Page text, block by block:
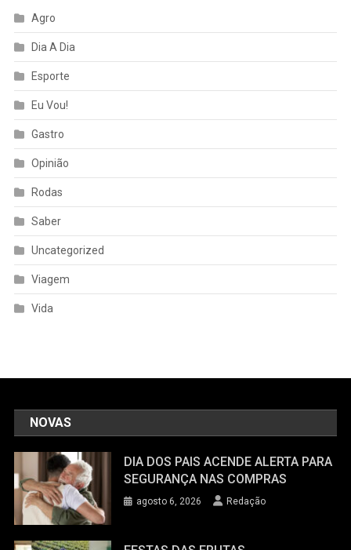
Agro
Dia A Dia
Esporte
Eu Vou!
Gastro
Opinião
Rodas
Saber
Uncategorized
Viagem
Vida
NOVAS
DIA DOS PAIS ACENDE ALERTA PARA
SEGURANÇA NAS COMPRAS
agosto 6, 2026 Redação